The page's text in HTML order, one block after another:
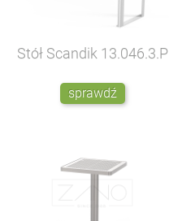
Stół Scandik 13.046.3.P
sprawdź